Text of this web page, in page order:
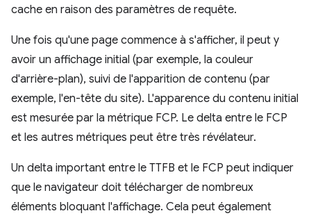
cache en raison des paramètres de requête.
Une fois qu'une page commence à s'afficher, il peut y
avoir un affichage initial (par exemple, la couleur
d'arrière-plan), suivi de l'apparition de contenu (par
exemple, l'en-tête du site). L'apparence du contenu initial
est mesurée par la métrique FCP. Le delta entre le FCP
et les autres métriques peut être très révélateur.
Un delta important entre le TTFB et le FCP peut indiquer
que le navigateur doit télécharger de nombreux
éléments bloquant l'affichage. Cela peut également